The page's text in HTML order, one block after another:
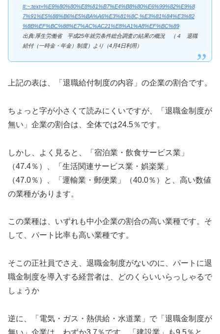
#:~:text=%E9%80%80%E8%81%B7%E4%B8%80%E6%99%82%E9%8
7%91%E5%88%B6%E5%BA%A6%E3%81%8C,%E3%81%84%E3%82
%8B%EF%BC%88%E7%AC%AC21%E8%A1%A8%EF%BC%89
出典:厚生労働省 平成25年就労条件総合調査の結果の概況 （４ 退職
給付（一時金・年金）制度）より（4月4日利用）
上記の表は、「退職給付制度の内容」の企業の割合です。
ちょっと字が小さくて読みにくいですが、「退職金制度が
無い」企業の割合は、全体では24.5％です。
しかし、よく見ると、「宿泊業・飲食サービス業」
（47.4％）、「生活関連サービス業・娯楽業」
（47.0％）、「運輸業・郵便業」（40.0％）と、高い数値
の業種があります。
この業種は、いずれも中小企業の割合の高い業種です。そ
して、パート比率も高い業種です。
そこの正社員でさえ、退職金制度がないのに、パートに退
職金制度を導入する経営者は、どのくらいいらっしゃるで
しょうか
逆に、「電気・ガス・熱供給・水道業」で「退職金制度が
無い」企業は、わずか3.7％です。「建設業」も9.5％と、